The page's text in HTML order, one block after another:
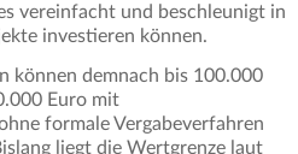
vereinfacht und beschleunigt in
investieren können.
können demnach bis 100.000
Euro mit
formale Vergabeverfahren
liegt die Wertgrenze laut